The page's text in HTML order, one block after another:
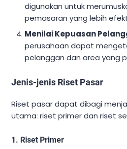
digunakan untuk
pemasaran yang lebih
Menilai Kepuasan
perusahaan dapat
pelanggan dan area yang
Jenis-jenis Riset Pasar
Riset pasar dapat dibagi
utama: riset primer dan riset
1. Riset Primer